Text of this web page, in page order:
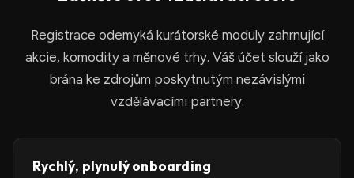
Registrace odemyká kurátorské moduly zahrnující
akcie, komodity a měnové trhy. Váš účet slouží jako
brána ke zdrojům poskytnutým nezávislými
vzdělávacími partnery.
Rychlý, plynulý onboarding